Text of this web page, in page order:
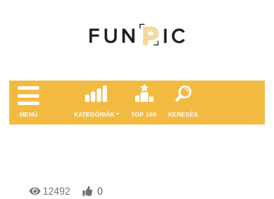
MENÜ KATEGÓRIÁK TOP 100 KERESÉS
12492
0